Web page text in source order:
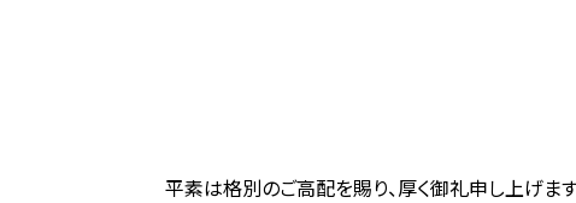
平素は格別のご高配を賜り、厚く御礼申し上げます